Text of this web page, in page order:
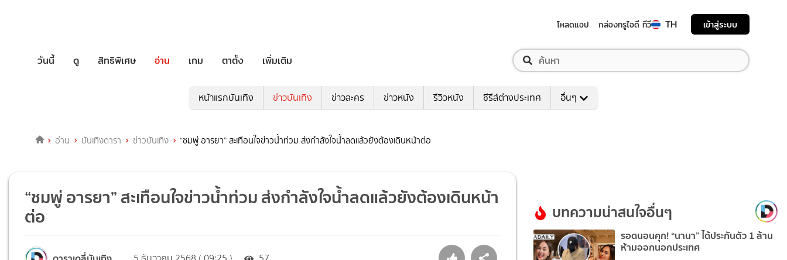
โหลดแอป กล่องทรูไอดี ทีวี TH เข้าสู่ระบบ
วันนี้ ดู สิทธิพิเศษ อ่าน เกม ตาตั้ง เพิ่มเติม
หน้าแรกบันเทิง ข่าวบันเทิง ข่าวละคร ข่าวหนัง รีวิวหนัง ซีรีส์ต่างประเทศ อื่นๆ
อ่าน บันเทิงดารา ข่าวบันเทิง “ชมพู่ อารยา” สะเทือนใจข่าวน้ำท่วม ส่งกำลังใจน้ำลดแล้วยังต้องเดินหน้าต่อ
“ชมพู่ อารยา” สะเทือนใจข่าวน้ำท่วม ส่งกำลังใจน้ำลดแล้วยังต้องเดินหน้า
ต่อ บทความน่าสนใจอื่นๆ
รอดนอนคุก! “นานา” ได้ประกันตัว 1 ล้าน
ห้ามออกนอกประเทศ